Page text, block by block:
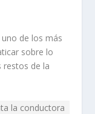
de los más
sobre lo
restos de la
la conductora